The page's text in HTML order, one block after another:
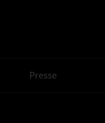
Presse